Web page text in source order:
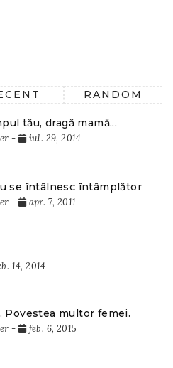
RANDOM
tău, dragă mamă...
- iul. 29, 2014
se întâlnesc întâmplător
- apr. 7, 2011
14, 2014
Povestea multor femei.
- feb. 6, 2015